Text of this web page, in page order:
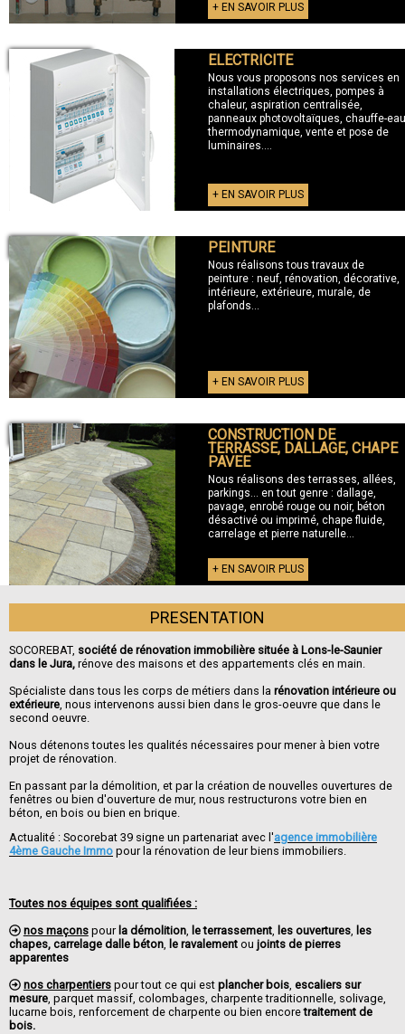
+ EN SAVOIR PLUS
+ ELECTRICITE ELECTRICITE
Nous vous proposons nos services en
installations électriques, pompes à
chaleur, aspiration centralisée,
panneaux photovoltaïques, chauffe-eau
thermodynamique, vente et pose de
luminaires....
+ EN SAVOIR PLUS
+ PEINTURE PEINTURE
Nous réalisons tous travaux de
peinture : neuf, rénovation, décorative,
intérieure, extérieure, murale, de
plafonds...
+ EN SAVOIR PLUS
+ TERRASSE CONSTRUCTION DE
TERRASSE, DALLAGE, CHAPE
PAVEE
Nous réalisons des terrasses, allées,
parkings... en tout genre : dallage,
pavage, enrobé rouge ou noir, béton
désactivé ou imprimé, chape fluide,
carrelage et pierre naturelle...
+ EN SAVOIR PLUS
PRESENTATION
SOCOREBAT, société de rénovation immobilière située à Lons-le-Saunier
dans le Jura, rénove des maisons et des appartements clés en main.
Spécialiste dans tous les corps de métiers dans la rénovation intérieure ou
extérieure , nous intervenons aussi bien dans le gros-oeuvre que dans le
second oeuvre.
Nous détenons toutes les qualités nécessaires pour mener à bien votre
projet de rénovation.
En passant par la démolition, et par la création de nouvelles ouvertures de
fenêtres ou bien d'ouverture de mur, nous restructurons votre bien en
béton, en bois ou bien en brique.
Actualité : Socorebat 39 signe un partenariat avec l'agence immobilière
4ème Gauche Immo pour la rénovation de leur biens immobiliers.
Toutes nos équipes sont qualifiées :
nos maçonspour la démolition, le terrassement, les ouvertures, les
chapes, carrelage dalle béton, le ravalement ou joints de pierres
apparentes
nos charpentierspour tout ce qui est plancher bois, escaliers sur
mesure, parquet massif, colombages, charpente traditionnelle, solivage,
lucarne bois, renforcement de charpente ou bien encoretraitement de
bois.